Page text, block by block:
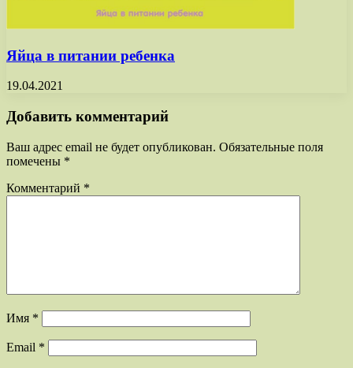
Яйца в питании ребенка
19.04.2021
Добавить комментарий
Ваш адрес email не будет опубликован. Обязательные поля
помечены *
Комментарий *
Имя *
Email *